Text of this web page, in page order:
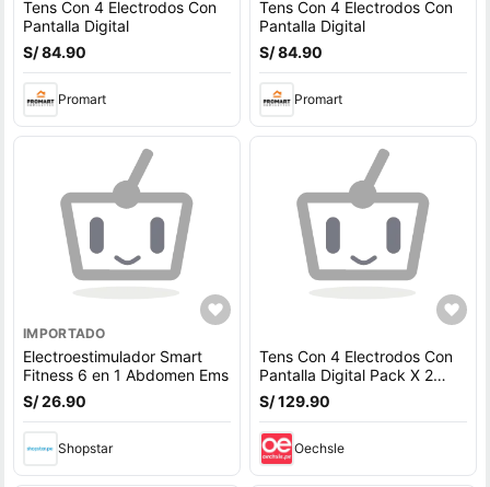
Tens Con 4 Electrodos Con
Pantalla Digital
S/ 84.90
Promart
Tens Con 4 Electrodos Con
Pantalla Digital
S/ 84.90
Promart
IMPORTADO
Electroestimulador Smart
Fitness 6 en 1 Abdomen Ems
S/ 26.90
Shopstar
Tens Con 4 Electrodos Con
Pantalla Digital Pack X 2
Unidades
S/ 129.90
Oechsle